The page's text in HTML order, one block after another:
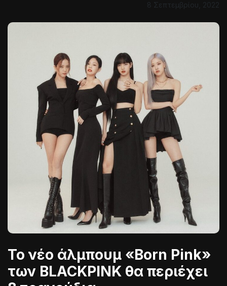
8 Σεπτεμβρίου, 2022
Το νέο άλμπουμ «Born Pink»
των BLACKPINK θα περιέχει